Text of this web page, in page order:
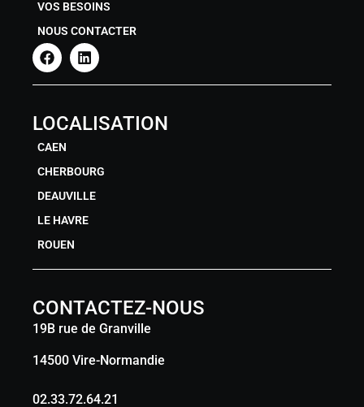
VOS BESOINS
NOUS CONTACTER
LOCALISATION
CAEN
CHERBOURG
DEAUVILLE
LE HAVRE
ROUEN
CONTACTEZ-NOUS
19B rue de Granville
14500 Vire-Normandie
02.33.72.64.21